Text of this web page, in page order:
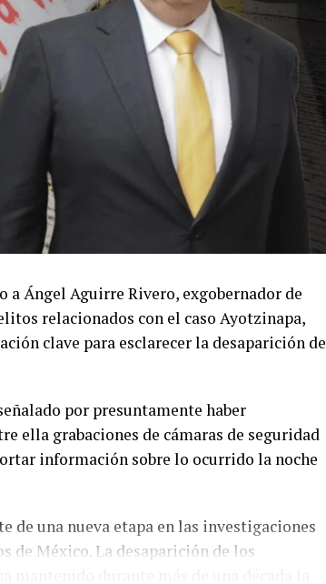
a Ángel Aguirre Rivero, exgobernador de
relacionados con el caso Ayotzinapa,
clave para esclarecer la desaparición de
por presuntamente haber
ella grabaciones de cámaras de seguridad
información sobre lo ocurrido la noche
de una nueva etapa en las investigaciones
de México. La desaparición de los